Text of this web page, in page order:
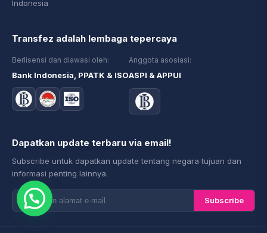
Indonesia
Transfez adalah lembaga tepercaya
Berlisensi dan diawasi oleh:
Bank Indonesia, PPATK & ISO
Anggota asosiasi:
ASPI & APPUI
Dapatkan update terbaru via email!
Subscribe untuk dapatkan update tentang negara tujuan dan
informasi penting lainnya.
Subscribe